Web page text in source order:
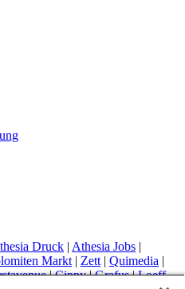
Druck | Athesia Jobs |
Markt | Zett | Quimedia |
|Cippy|Grafus|Loeff